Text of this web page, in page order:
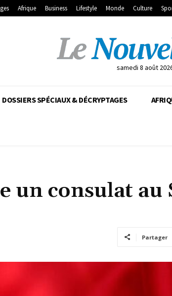
Afrique Business Lifestyle Monde Culture
samedi 8 août
DOSSIERS SPÉCIAUX & DÉCRYPTAGES
un consulat au
Partager